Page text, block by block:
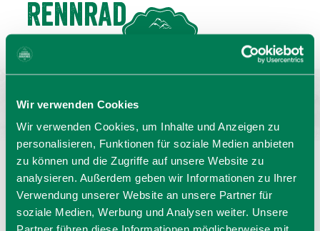
Wir verwenden Cookies
Wir verwenden Cookies, um Inhalte und Anzeigen zu
personalisieren, Funktionen für soziale Medien anbieten
zu können und die Zugriffe auf unsere Website zu
analysieren. Außerdem geben wir Informationen zu Ihrer
Verwendung unserer Website an unsere Partner für
soziale Medien, Werbung und Analysen weiter. Unsere
Rennrad
Sprache wählen: DE EN IT
Barrierefrei reisen Filmregion
Prospekte
GASTGEBERSUCHE